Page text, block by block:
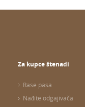
Za kupce štenadi
Rase pasa
Nađite odgajivača